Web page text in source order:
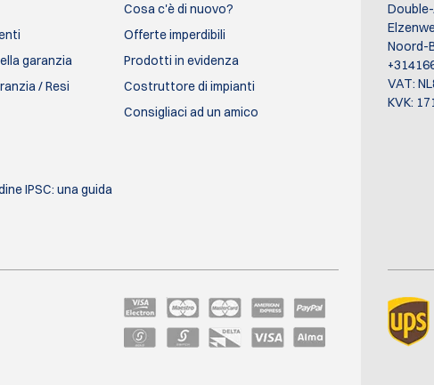
garanzia
/ Resi
IPSC: una guida
Cosa c'è di nuovo?
Offerte imperdibili
Prodotti in evidenza
Costruttore di impianti
Consigliaci ad un amico
Noord-
VAT:
KVK: